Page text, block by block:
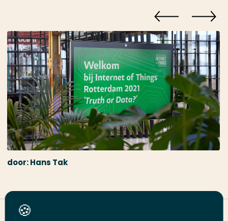
door: Hans Tak
Deel deze pagina